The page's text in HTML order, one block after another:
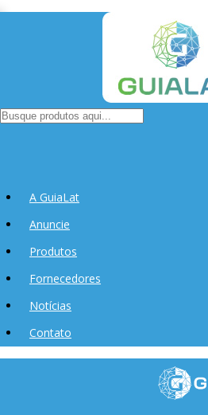
A GuiaLat
Anuncie
Produtos
Fornecedores
Notícias
Contato